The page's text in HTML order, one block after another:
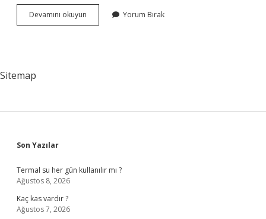
Devamını okuyun
Iltihap
Yorum Bırak
Sitemap
Sidebar
Son Yazılar
Termal su her gün kullanılır mı ?
Ağustos 8, 2026
Kaç kas vardır ?
Ağustos 7, 2026